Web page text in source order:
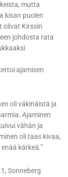
mutta
kisan puolen
olivat Kirssin
johdosta rata
ajamisen
oli väkinäistä ja
Ajaminen
vähän ja
oli taas kivaa,
kärkeä.”
Sonneberg